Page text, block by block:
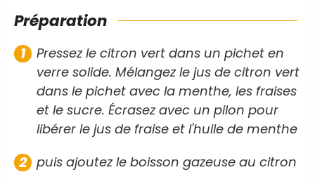
Préparation
Pressez le citron vert dans un pichet en
verre solide. Mélangez le jus de citron vert
dans le pichet avec la menthe, les fraises
et le sucre. Écrasez avec un pilon pour
libérer le jus de fraise et l'huile de menthe
puis ajoutez le boisson gazeuse au citron